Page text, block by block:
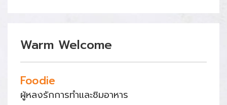
Warm Welcome
Foodie
ผู้หลงรักการทำและชิมอาหาร